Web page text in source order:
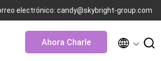
electrónico: candy@skybright-group.com
Ahora Charle  